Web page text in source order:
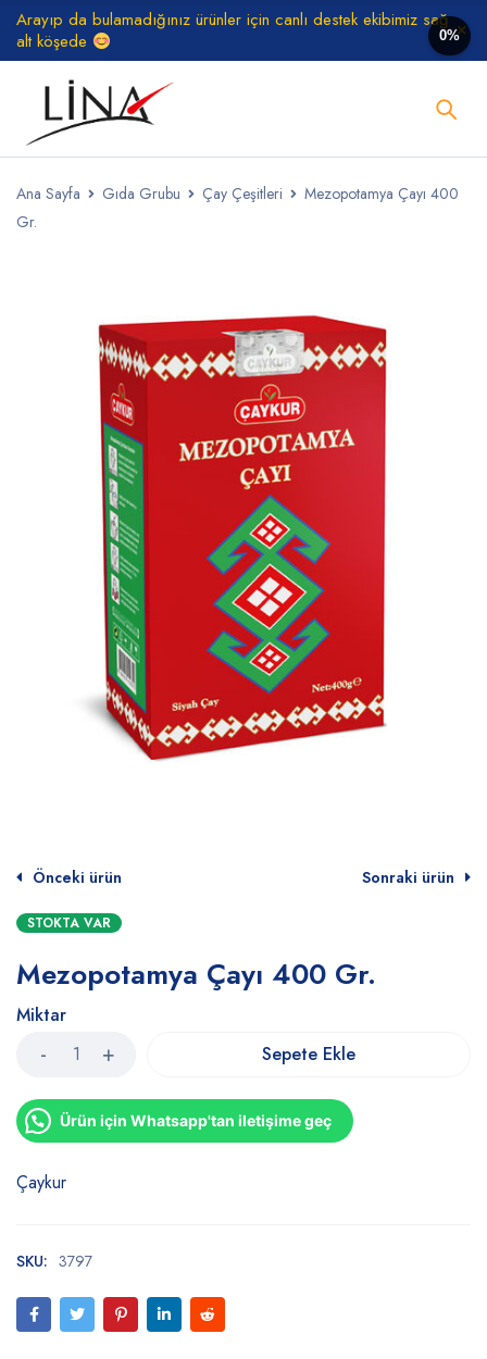
Arayıp da bulamadığınız ürünler için canlı destek ekibimiz sağ
alt köşede
Ana Sayfa Gıda Grubu Çay Çeşitleri
Mezopotamya Çayı 400
Gr.
Önceki ürün Sonraki ürün
STOKTA VAR
Mezopotamya Çayı 400 Gr.
Miktar
Sepete Ekle
Ürün için Whatsapp'tan iletişime geç
Çaykur
SKU: 3797
0%